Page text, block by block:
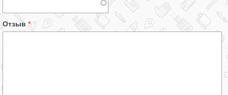
Отзыв *